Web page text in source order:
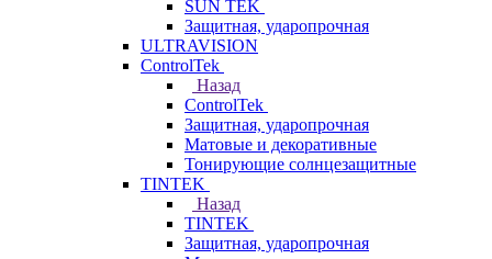
SUN TEK
Защитная, ударопрочная
ULTRAVISION
ControlTek
Назад
ControlTek
Защитная, ударопрочная
Матовые и декоративные
Тонирующие солнцезащитные
TINTEK
Назад
TINTEK
Защитная, ударопрочная